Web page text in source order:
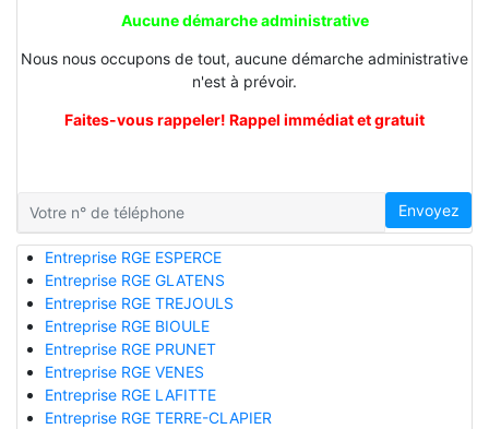
Aucune démarche administrative
Nous nous occupons de tout, aucune démarche administrative
n'est à prévoir.
Faites-vous rappeler! Rappel immédiat et gratuit
Envoyez
Entreprise RGE ESPERCE
Entreprise RGE GLATENS
Entreprise RGE TREJOULS
Entreprise RGE BIOULE
Entreprise RGE PRUNET
Entreprise RGE VENES
Entreprise RGE LAFITTE
Entreprise RGE TERRE-CLAPIER